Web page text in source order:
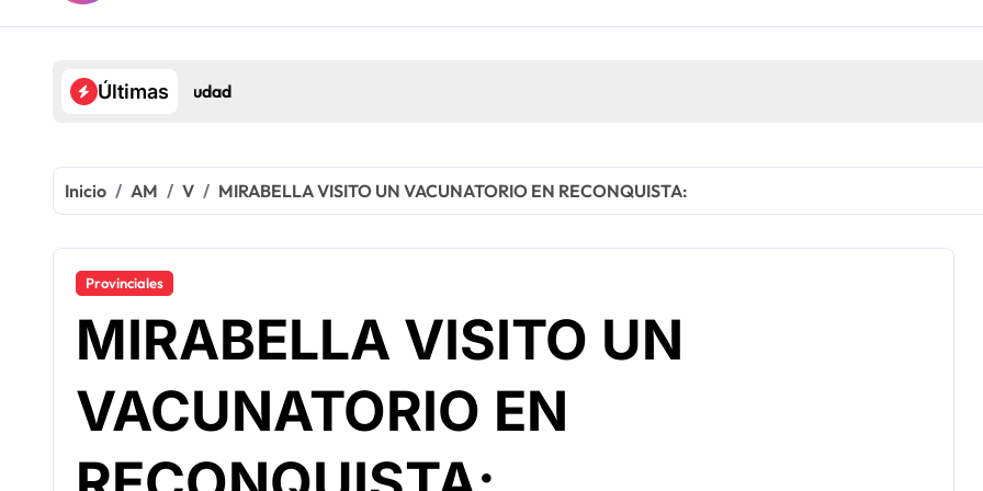
Últimas Estanflación y pobreza al alza
Inicio AM V MIRABELLA VISITO UN VACUNATORIO EN RECONQUISTA:
Provinciales
MIRABELLA VISITO UN
VACUNATORIO EN